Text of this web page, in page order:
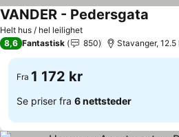
Helt hus / hel leilighet
VANDER - Pedersgata
8,6 Fantastisk 850 Stavanger,
Fra 1 172 kr
Se priser fra 6 nettsteder